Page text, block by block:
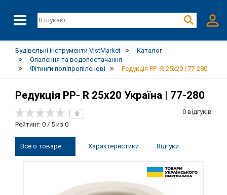
Будівельні інструменти VistMarket
Каталог
Опалення та водопостачання
Фітинги поліпропіленові
Редукція PP- R 25х20 | 77-280
Редукція PP- R 25х20 Україна | 77-280
0
Рейтинг: 0 / 5 из 0
0 відгуків
Всё о товаре Характеристики Відгуки